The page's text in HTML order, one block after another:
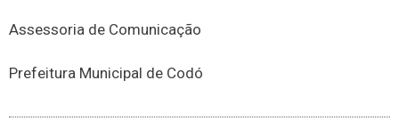
Assessoria de Comunicação
Prefeitura Municipal de Codó